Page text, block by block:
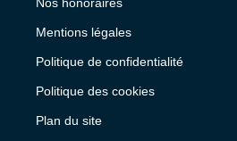
Mentions légales
Politique de confidentialité
Politique des cookies
Plan du site